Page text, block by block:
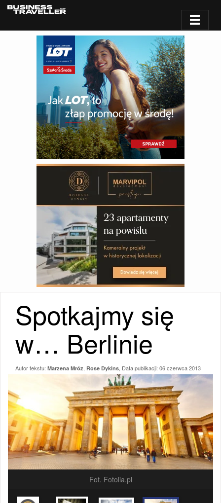
Spotkajmy się
w… Berlinie
Autor tekstu: Marzena Mróz Rose Dykins , Data publikacji: 06 czerwca 2013
Fot. Fotolia.pl